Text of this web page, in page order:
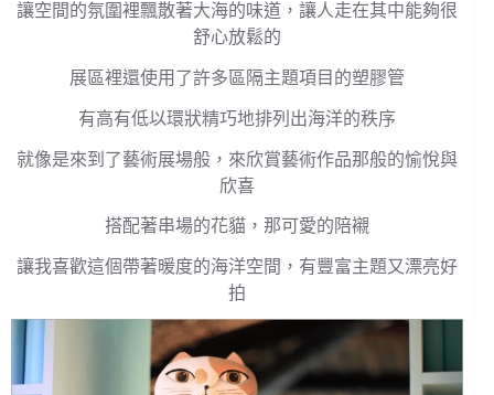
讓空間的氛圍裡飄散著大海的味道，讓人走在其中能夠很
舒心放鬆的
展區裡還使用了許多區隔主題項目的塑膠管
有高有低以環狀精巧地排列出海洋的秩序
就像是來到了藝術展場般，來欣賞藝術作品那般的愉悅與
欣喜
搭配著串場的花貓，那可愛的陪襯
讓我喜歡這個帶著暖度的海洋空間，有豐富主題又漂亮好
拍